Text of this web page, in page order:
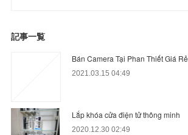
記事一覧
Bán Camera Tại Phan Thiết Giá Rẻ
2021.03.15 04:49
Lắp khóa cửa điện tử thông minh
2020.12.30 02:49